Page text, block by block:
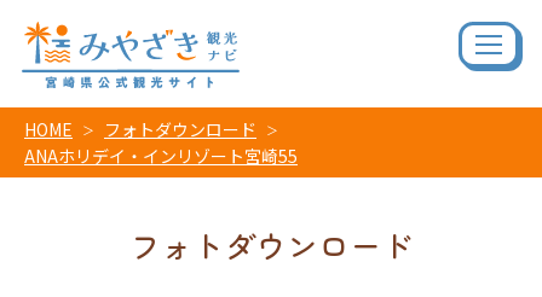
HOME
フォトダウンロード
ANAホリデイ・インリゾート宮崎55
フォトダウンロード